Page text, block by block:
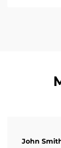
John